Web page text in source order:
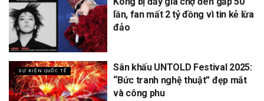
lần, fan mất 2 tỷ đồng vì tin kẻ lừa
đảo
SỰ KIỆN QUỐC TẾ
Sân khấu UNTOLD Festival 2025:
“Bức tranh nghệ thuật” đẹp mắt
và công phu